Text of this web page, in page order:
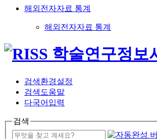
해외전자자료 통계
해외전자자료 통계
검색환경설정
검색도움말
다국어입력
검색